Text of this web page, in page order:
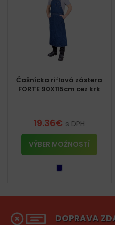
Čašnícka riflová zástera
FORTE 90X115cm cez krk
19.36€ s DPH
VÝBER MOŽNOSTÍ
DOPRAVA